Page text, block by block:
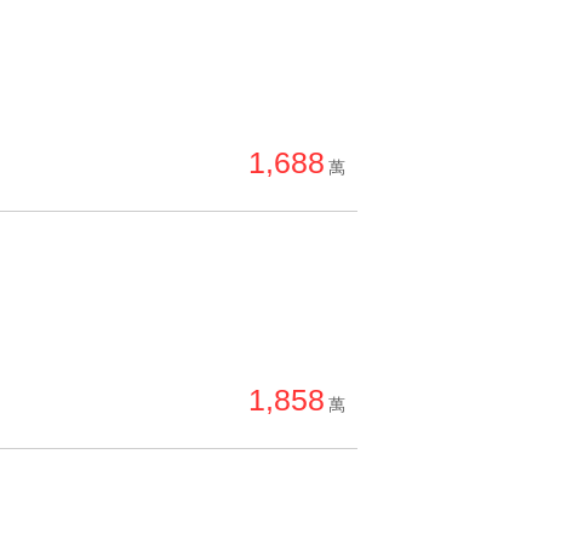
降價幅度高 → 低
月熱門度高 → 低
1,688 萬
1,858 萬